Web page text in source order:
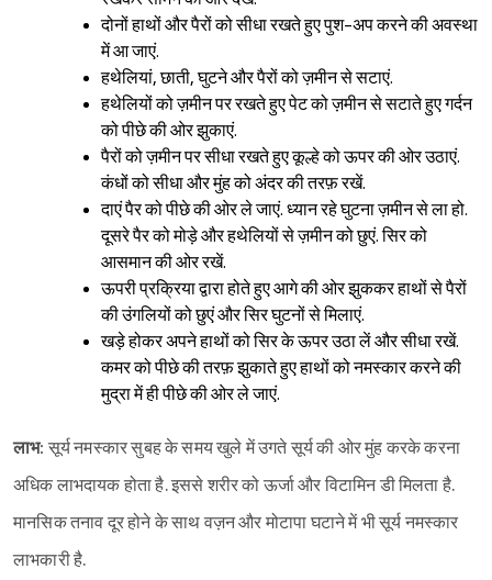
दोनों हाथों और पैरों को सीधा रखते हुए पुश-अप करने की अवस्था
में आ जाएं.
हथेलियां, छाती, घुटने और पैरों को ज़मीन से सटाएं.
हथेलियों को ज़मीन पर रखते हुए पेट को ज़मीन से सटाते हुए गर्दन
को पीछे की ओर झुकाएं.
पैरों को ज़मीन पर सीधा रखते हुए कूल्हे को ऊपर की ओर उठाएं.
कंधों को सीधा और मुंह को अंदर की तरफ़ रखें.
दाएं पैर को पीछे की ओर ले जाएं. ध्यान रहे घुटना ज़मीन से ला हो.
दूसरे पैर को मोड़े और हथेलियों से ज़मीन को छुएं. सिर को
आसमान की ओर रखें.
ऊपरी प्रक्रिया द्वारा होते हुए आगे की ओर झुककर हाथों से पैरों
की उंगलियों को छुएं और सिर घुटनों से मिलाएं.
खड़े होकर अपने हाथों को सिर के ऊपर उठा लें और सीधा रखें.
कमर को पीछे की तरफ़ झुकाते हुए हाथों को नमस्कार करने की
मुद्रा में ही पीछे की ओर ले जाएं.
लाभ: सूर्य नमस्कार सुबह के समय खुले में उगते सूर्य की ओर मुंह करके करना
अधिक लाभदायक होता है. इससे शरीर को ऊर्जा और विटामिन डी मिलता है.
मानसिक तनाव दूर होने के साथ वज़न और मोटापा घटाने में भी सूर्य नमस्कार
लाभकारी है.